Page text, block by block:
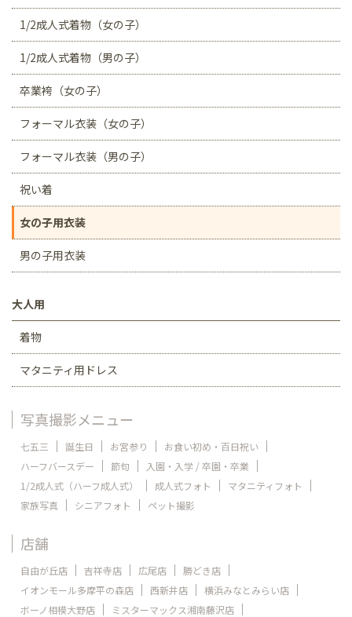
1/2成人式着物（女の子）
1/2成人式着物（男の子）
卒業袴（女の子）
フォーマル衣装（女の子）
フォーマル衣装（男の子）
祝い着
女の子用衣装
男の子用衣装
大人用
着物
マタニティ用ドレス
写真撮影メニュー
七五三 誕生日 お宮参り
お食い初め・百日祝い
ハーフバースデー
節句
入園・入学 / 卒園・卒業
1/2成人式（ハーフ成人式）
成人式フォト
マタニティフォト
家族写真
シニアフォト ペット撮影
店舗
自由が丘店 吉祥寺店 広尾店
勝どき店
イオンモール多摩平の森店
西新井店
横浜みなとみらい店
ボーノ相模大野店
ミスターマックス湘南藤沢店